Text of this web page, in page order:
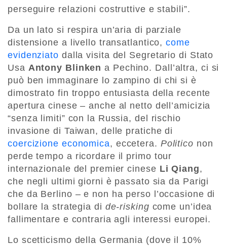
perseguire relazioni costruttive e stabili”.
Da un lato si respira un’aria di parziale
distensione a livello transatlantico,come
evidenziato dalla visita del Segretario di Stato
Usa Antony Blinken a Pechino. Dall’altra, ci si
può ben immaginare lo zampino di chi si è
dimostrato fin troppo entusiasta della recente
apertura cinese – anche al netto dell’amicizia
“senza limiti” con la Russia, del rischio
invasione di Taiwan, delle pratiche di
coercizione economica, eccetera. Politico non
perde tempo a ricordare il primo tour
internazionale del premier cinese Li Qiang,
che negli ultimi giorni è passato sia da Parigi
che da Berlino – e non ha perso l’occasione di
bollare la strategia di de-risking come un’idea
fallimentare e contraria agli interessi europei.
Lo scetticismo della Germania (dove il 10%